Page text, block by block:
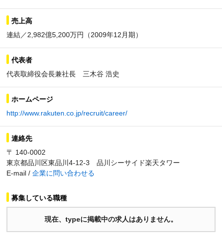
売上高
連結／2,982億5,200万円（2009年12月期）
代表者
代表取締役会長兼社長 三木谷 浩史
ホームページ
http://www.rakuten.co.jp/recruit/career/
連絡先
〒 140-0002
東京都品川区東品川4-12-3 品川シーサイド楽天タワー
E-mail / 企業に問い合わせる
募集している職種
現在、typeに掲載中の求人はありません。